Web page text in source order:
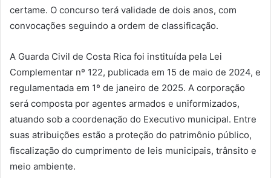
certame. O concurso terá validade de dois anos, com
convocações seguindo a ordem de classificação.
A Guarda Civil de Costa Rica foi instituída pela Lei
Complementar nº 122, publicada em 15 de maio de 2024, e
regulamentada em 1º de janeiro de 2025. A corporação
será composta por agentes armados e uniformizados,
atuando sob a coordenação do Executivo municipal. Entre
suas atribuições estão a proteção do patrimônio público,
fiscalização do cumprimento de leis municipais, trânsito e
meio ambiente.